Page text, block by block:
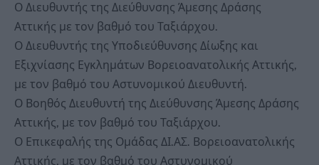
Ο Διευθυντής της Διεύθυνσης Άμεσης Δράσης
Αττικής με τον βαθμό του Ταξιάρχου.
Ο Διευθυντής της Υποδιεύθυνσης Δίωξης και
Εξιχνίασης Εγκλημάτων Βορειοανατολικής Αττικής,
με τον βαθμό του Αστυνομικού Διευθυντή.
Ο Βοηθός Διευθυντή της Διεύθυνσης Άμεσης Δράσης
Αττικής, με τον βαθμό του Ταξιάρχου.
Ο Επικεφαλής της Ομάδας ΔΙ.ΑΣ. Βορειοανατολικής
Αττικής, με τον βαθμό του Αστυνομικού